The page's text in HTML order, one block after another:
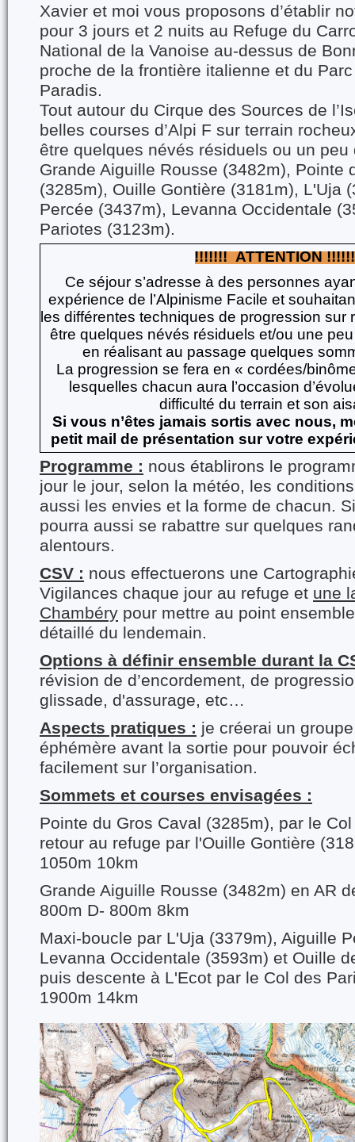
Xavier et moi vous proposons d’établir
pour 3 jours et 2 nuits au Refuge du
National de la Vanoise au-dessus de
proche de la frontière italienne et du
Paradis.
Tout autour du Cirque des Sources de
belles courses d’Alpi F sur terrain
être quelques névés résiduels ou un
Grande Aiguille Rousse (3482m), Pointe
(3285m), Ouille Gontière (3181m), L'Uja
Percée (3437m), Levanna Occidentale
Pariotes (3123m).
!!!!!!! ATTENTION
Ce séjour s’adresse à des personnes
expérience de l’Alpinisme Facile et
les différentes techniques de progression sur
être quelques névés résiduels et/ou une
en réalisant au passage quelques
La progression se fera en « cordées/
lesquelles chacun aura l’occasion
difficulté du terrain et son
Si vous n’êtes jamais sortis avec nous,
petit mail de présentation sur votre
Programme : nous établirons le
jour le jour, selon la météo, les
aussi les envies et la forme de chacun.
pourra aussi se rabattre sur quelques
alentours.
CSV : nous effectuerons une
Vigilances chaque jour au refuge et une
Chambéry pour mettre au point
détaillé du lendemain.
Options à définir ensemble durant la
révision de d’encordement, de
glissade, d'assurage, etc…
Aspects pratiques : je créerai un
éphémère avant la sortie pour pouvoir
facilement sur l’organisation.
Sommets et courses envisagées :
Pointe du Gros Caval (3285m), par le
retour au refuge par l'Ouille Gontière
1050m 10km
Grande Aiguille Rousse (3482m) en AR
800m D- 800m 8km
Maxi-boucle par L'Uja (3379m), Aiguille
Levanna Occidentale (3593m) et Ouille
puis descente à L'Ecot par le Col des
1900m 14km